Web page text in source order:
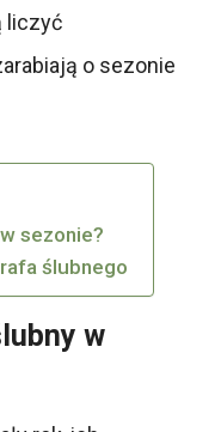
liczyć
o sezonie
sezonie?
ślubnego
w